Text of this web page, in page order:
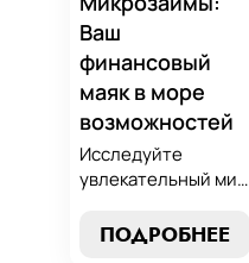
микрокредитов!
Ваш
финансовый
маяк в море
возможностей
Исследуйте
увлекательный мир
узнайте, как
ПОДРОБНЕЕ